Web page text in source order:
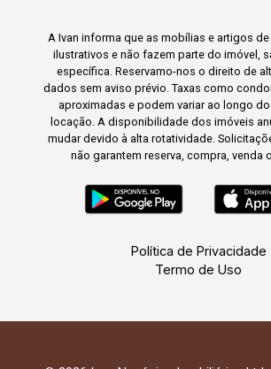
A Ivan informa que as mobílias e artigos
ilustrativos e não fazem parte do imóvel,
específica. Reservamo-nos o direito de
dados sem aviso prévio. Taxas como
aproximadas e podem variar ao longo
locação. A disponibilidade dos imóveis
mudar devido à alta rotatividade.
não garantem reserva, compra, venda
Política de Privacidade
Termo de Uso